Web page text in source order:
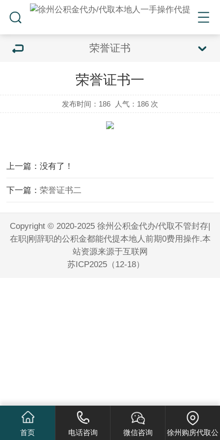
荣誉证书
荣誉证书一
发布时间：186 人气： 186 次
上一篇：没有了！
下一篇：荣誉证书二
Copyright © 2020-2025 徐州公积金代办/代取不管封存|
在职|刚辞职的公积金都能代提本地人前期0费用操作.本
站资源来源于互联网
苏ICP2025（12-18）
首页 电话咨询 微信咨询
徐州购房代取公